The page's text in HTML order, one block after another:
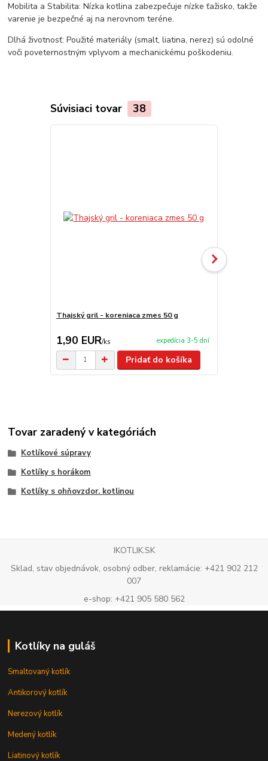
Mobilita a Stabilita: Nízka kotlina zabezpečuje nízke ťažisko, takže
varenie je bezpečné aj na nerovnom teréne.
Dlhá životnosť: Použité materiály (smalt, liatina, nerez) sú odolné
voči poveternostným vplyvom a mechanickému poškodeniu.
Súvisiaci tovar 38
Thajský gril - koreniaca zmes 50 g
1,90 EUR/ks expedícia 3-5 dní
Pridať do košíka
Tovar zaradený v kategóriách
Kotlíkové súpravy
Kotlíky s horákom
Kotlíky s ohňovzdor. kotlinou
IKOTLIK.SK
Sklad, stav objednávok, osobný odber, reklamácie: +421 902 212
007
e-shop: +421 905 580 562
Kotlíky na guláš
Smaltovaný kotlík
Antikorový kotlík
Nerezový kotlík
Medený kotlík
Liatinový kotlík